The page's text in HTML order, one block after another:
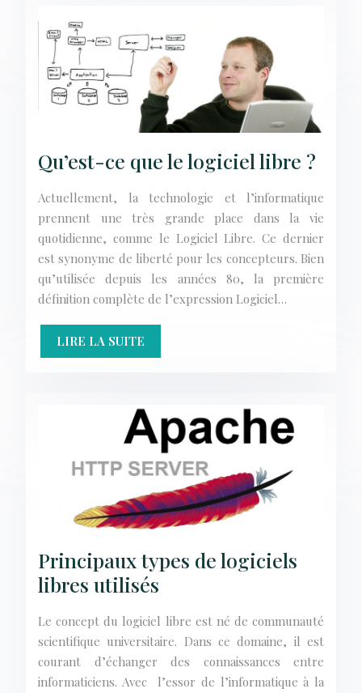
Qu’est-ce que le logiciel libre ?
Actuellement, la technologie et l’informatique
prennent une très grande place dans la vie
quotidienne, comme le Logiciel Libre. Ce dernier
est synonyme de liberté pour les concepteurs. Bien
qu’utilisée depuis les années 80, la première
définition complète de l’expression Logiciel…
LIRE LA SUITE
Principaux types de logiciels
libres utilisés
Le concept du logiciel libre est né de communauté
scientifique universitaire. Dans ce domaine, il est
courant d’échanger des connaissances entre
informaticiens. Avec l’essor de l’informatique à la